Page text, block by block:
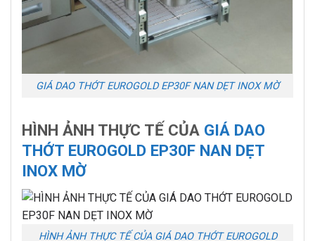
GIÁ DAO THỚT EUROGOLD EP30F NAN DẸT INOX MỜ
HÌNH ẢNH THỰC TẾ CỦA GIÁ DAO
THỚT EUROGOLD EP30F NAN DẸT
INOX MỜ
HÌNH ẢNH THỰC TẾ CỦA GIÁ DAO THỚT EUROGOLD